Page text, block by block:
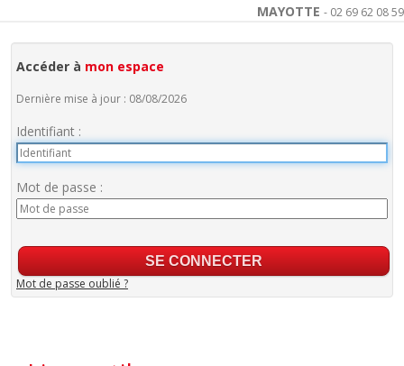
MAYOTTE - 02 69 62 08 59
Accéder à mon espace
Dernière mise à jour : 08/08/2026
Identifiant :
Mot de passe :
Mot de passe oublié ?